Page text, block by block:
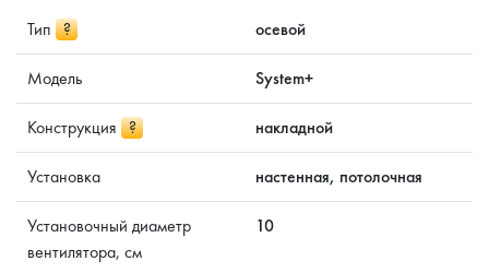
Тип ? осевой
Модель System+
Конструкция ? накладной
Установка настенная, потолочная
Установочный диаметр
вентилятора, см
10